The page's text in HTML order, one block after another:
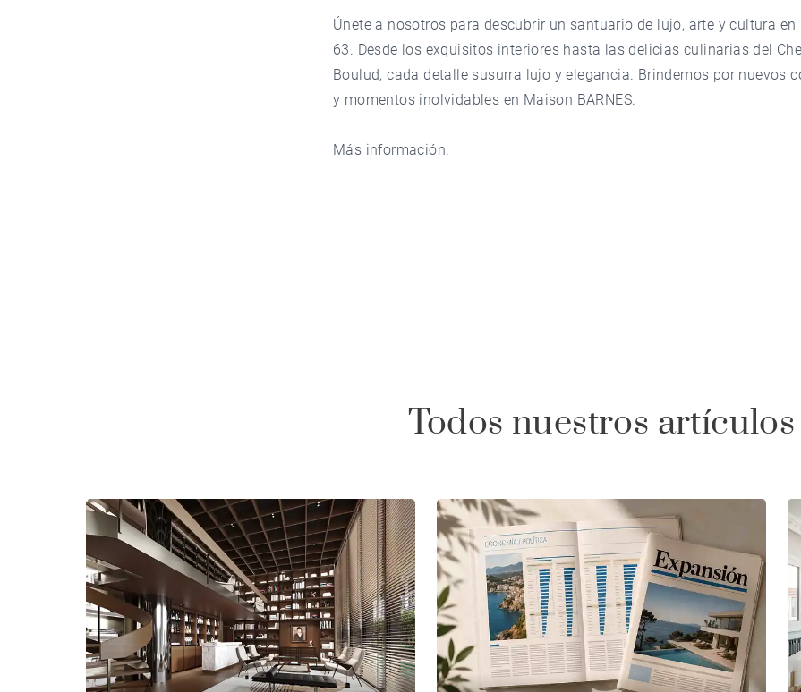
Únete a nosotros para descubrir un santuario de lujo, arte y cultura en
63. Desde los exquisitos interiores hasta las delicias culinarias del
Boulud, cada detalle susurra lujo y elegancia. Brindemos por nuevos
y momentos inolvidables en Maison BARNES.
Más información.
Todos nuestros artículos